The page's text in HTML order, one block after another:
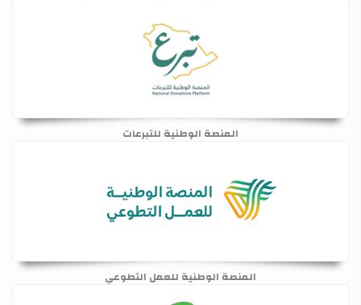
المنصة الوطنية للتبرعات
المنصة الوطنية للعمل التطوعي